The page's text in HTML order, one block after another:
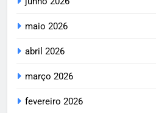
maio 2026
abril 2026
março 2026
fevereiro 2026